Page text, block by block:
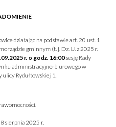
działając na podstawie art. 20 ust. 1
gminnym (t. j. Dz. U. z 2025 r.
r. o godz. 16:00sesję Rady
administracyjno-biurowego w
ulicy Rydułtowskiej 1.
sierpnia 2025 r.